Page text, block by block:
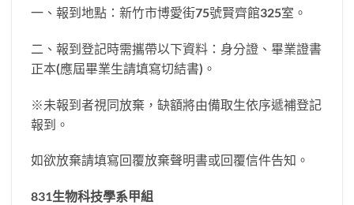
一、報到地點：新竹市博愛街75號賢齊館325室。
二、報到登記時需攜帶以下資料：身分證、畢業證書
正本(應屆畢業生請填寫切結書)。
※未報到者視同放棄，缺額將由備取生依序遞補登記
報到。
如欲放棄請填寫回覆放棄聲明書或回覆信件告知。
831生物科技學系甲組